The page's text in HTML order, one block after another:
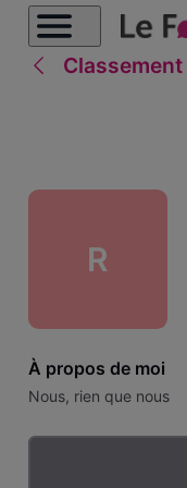
Classement
R
À propos de moi
Nous, rien que nous